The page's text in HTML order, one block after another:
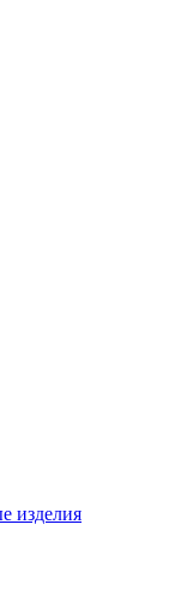
изделия